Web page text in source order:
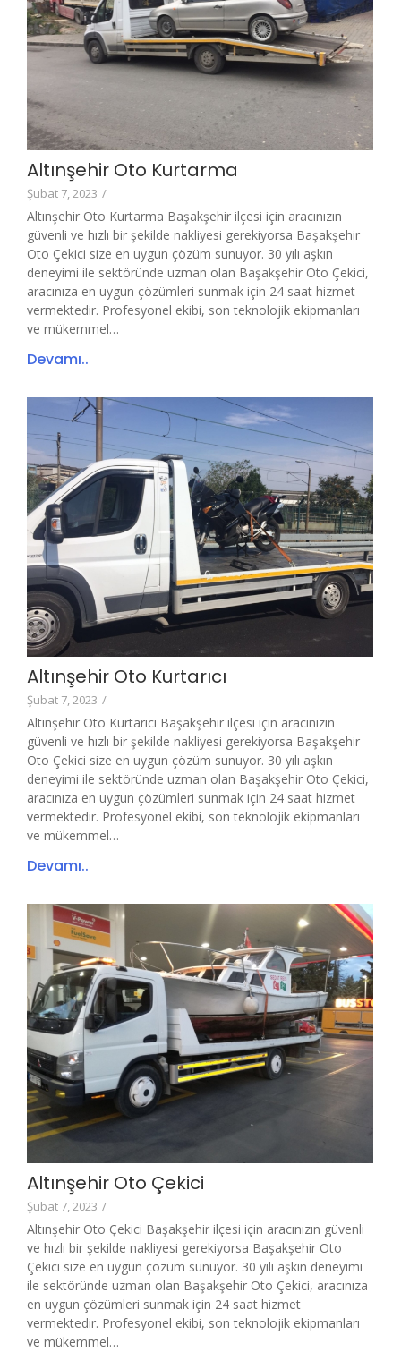
Altınşehir Oto Kurtarma
Şubat 7, 2023 /
Altınşehir Oto Kurtarma Başakşehir ilçesi için aracınızın
güvenli ve hızlı bir şekilde nakliyesi gerekiyorsa Başakşehir
Oto Çekici size en uygun çözüm sunuyor. 30 yılı aşkın
deneyimi ile sektöründe uzman olan Başakşehir Oto Çekici,
aracınıza en uygun çözümleri sunmak için 24 saat hizmet
vermektedir. Profesyonel ekibi, son teknolojik ekipmanları
ve mükemmel…
Devamı..
Altınşehir Oto Kurtarıcı
Şubat 7, 2023 /
Altınşehir Oto Kurtarıcı Başakşehir ilçesi için aracınızın
güvenli ve hızlı bir şekilde nakliyesi gerekiyorsa Başakşehir
Oto Çekici size en uygun çözüm sunuyor. 30 yılı aşkın
deneyimi ile sektöründe uzman olan Başakşehir Oto Çekici,
aracınıza en uygun çözümleri sunmak için 24 saat hizmet
vermektedir. Profesyonel ekibi, son teknolojik ekipmanları
ve mükemmel…
Devamı..
Altınşehir Oto Çekici
Şubat 7, 2023 /
Altınşehir Oto Çekici Başakşehir ilçesi için aracınızın güvenli
ve hızlı bir şekilde nakliyesi gerekiyorsa Başakşehir Oto
Çekici size en uygun çözüm sunuyor. 30 yılı aşkın deneyimi
ile sektöründe uzman olan Başakşehir Oto Çekici, aracınıza
en uygun çözümleri sunmak için 24 saat hizmet
vermektedir. Profesyonel ekibi, son teknolojik ekipmanları
ve mükemmel…